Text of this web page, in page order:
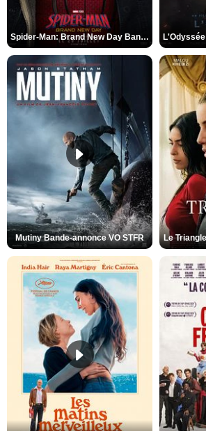
Spider-Man: Brand New Day Bande-annonce VO STFR
Mutiny Bande-annonce VO STFR Le